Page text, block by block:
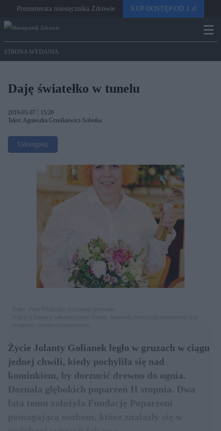
Prenumerata miesięcznika Zdrowie KUP DOSTĘP OD 1 zł
STRONA WYDANIA
Daję światełko w tunelu
2019-03-07
15:26
Tekst: Agnieszka Grześkiewicz-Sobotka
Udostępnij
Życie Jolanty Golianek legło w gruzach w ciągu
jednej chwili, kiedy pochyliła się nad
kominkiem, by dorzucić drewno do ognia.
Doznała głębokich poparzeń II stopnia. Dwa